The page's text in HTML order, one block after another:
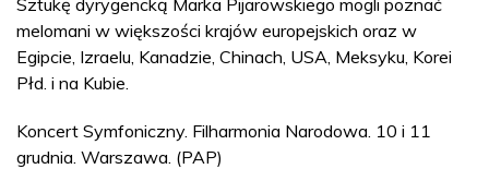
melomani w większości krajów europejskich oraz w
Egipcie, Izraelu, Kanadzie, Chinach, USA, Meksyku, Korei
Płd. i na Kubie.
Koncert Symfoniczny. Filharmonia Narodowa. 10 i 11
grudnia. Warszawa. (PAP)